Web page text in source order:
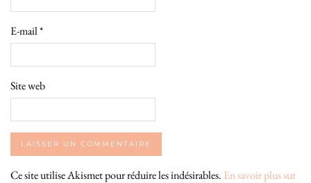
E-mail*
Site web
Ce site utilise Akismet pour réduire les indésirables. En savoir plus sur